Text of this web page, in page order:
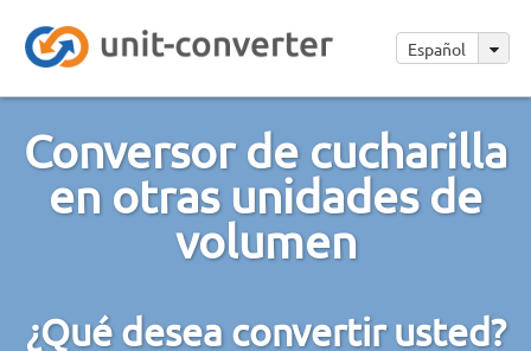
Español
Conversor de cucharilla
en otras unidades de
volumen
¿Qué desea convertir usted?